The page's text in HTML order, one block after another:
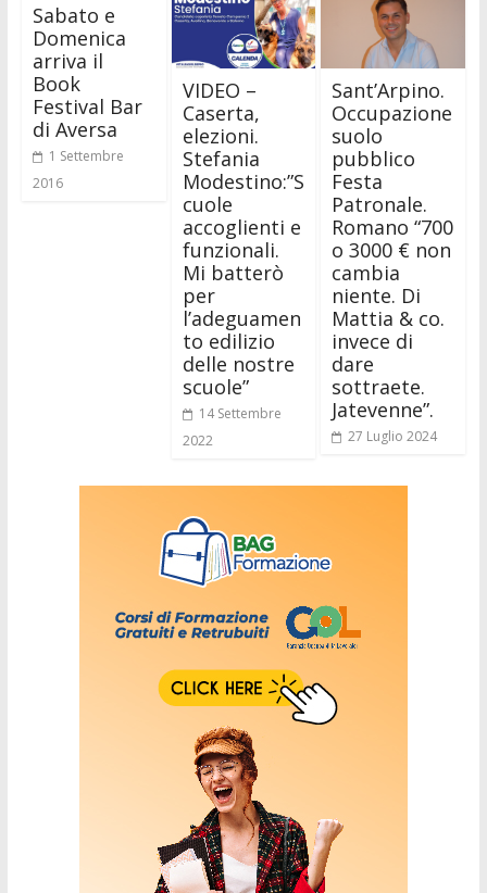
Sabato e
Domenica
arriva il
Book
Festival Bar
di Aversa
1 Settembre
2016
VIDEO –
Caserta,
elezioni.
Stefania
Modestino:”S
cuole
accoglienti e
funzionali.
Mi batterò
per
l’adeguamen
to edilizio
delle nostre
scuole”
14 Settembre
2022
Sant’Arpino.
Occupazione
suolo
pubblico
Festa
Patronale.
Romano “700
o 3000 € non
cambia
niente. Di
Mattia & co.
invece di
dare
sottraete.
Jatevenne”.
27 Luglio 2024